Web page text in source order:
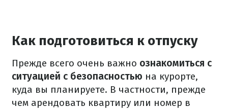
Как подготовиться к отпуску
Прежде всего очень важно ознакомиться с
ситуацией с безопасностью на курорте,
куда вы планируете. В частности, прежде
чем арендовать квартиру или номер в